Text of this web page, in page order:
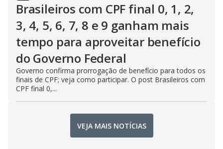
Brasileiros com CPF final 0, 1, 2,
3, 4, 5, 6, 7, 8 e 9 ganham mais
tempo para aproveitar benefício
do Governo Federal
Governo confirma prorrogação de benefício para todos os
finais de CPF; veja como participar. O post Brasileiros com
CPF final 0,...
VEJA MAIS NOTÍCIAS